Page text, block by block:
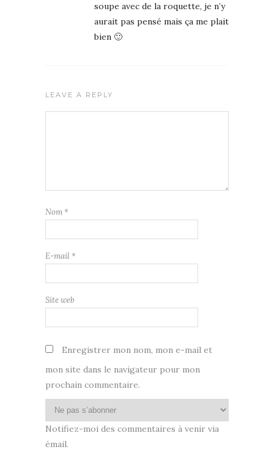
soupe avec de la roquette, je n’y
aurait pas pensé mais ça me plait
bien 🙂
LEAVE A REPLY
Nom *
E-mail *
Site web
Enregistrer mon nom, mon e-mail et
mon site dans le navigateur pour mon
prochain commentaire.
Notifiez-moi des commentaires à venir via
émail.